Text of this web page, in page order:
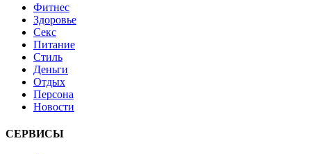
Фитнес
Здоровье
Секс
Питание
Стиль
Деньги
Отдых
Персона
Новости
СЕРВИСЫ